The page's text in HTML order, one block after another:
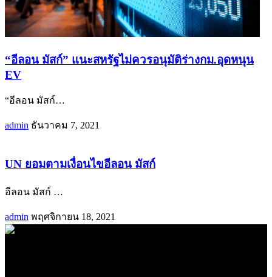
“อีลอน มัสก์” แนะสหรัฐไม่ควรอนุมัติร่างกม.อุดหนุน
EV
“อีลอน มัสก์…
admin ธันวาคม 7, 2021
UN ยอมตามเงื่อนไขอีลอน มัสก์
อีลอน มัสก์ …
admin พฤศจิกายน 18, 2021